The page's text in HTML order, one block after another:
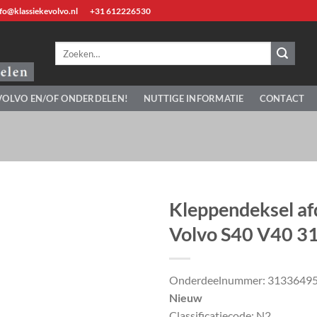
+31 612226530
EN/OF ONDERDELEN! NUTTIGE INFORMATIE CONTACT
Kleppendeksel
Volvo S40 V40
Onderdeelnummer:
Nieuw